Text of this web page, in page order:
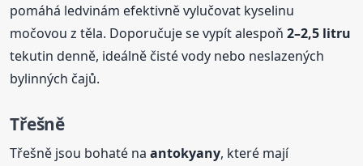
pomáhá ledvinám efektivně vylučovat kyselinu
močovou z těla. Doporučuje se vypít alespoň2–2,5 litru
tekutin denně, ideálně čisté vody nebo neslazených
bylinných čajů.
Třešně
Třešně jsou bohaté naantokyany, které mají